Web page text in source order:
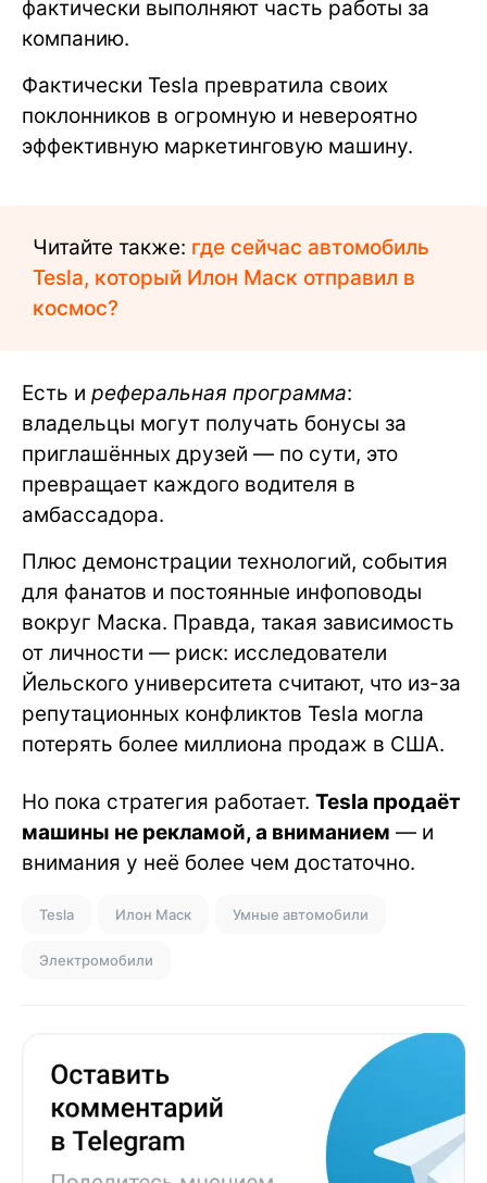
фактически выполняют часть работы за
компанию.
Фактически Tesla превратила своих
поклонников в огромную и невероятно
эффективную маркетинговую машину.
Читайте также: где сейчас автомобиль
Tesla, который Илон Маск отправил в
космос?
Есть и реферальная программа:
владельцы могут получать бонусы за
приглашённых друзей — по сути, это
превращает каждого водителя в
амбассадора.
Плюс демонстрации технологий, события
для фанатов и постоянные инфоповоды
вокруг Маска. Правда, такая зависимость
от личности — риск: исследователи
Йельского университета считают, что из-за
репутационных конфликтов Tesla могла
потерять более миллиона продаж в США.
Но пока стратегия работает. Tesla продаёт
машины не рекламой, а вниманием — и
внимания у неё более чем достаточно.
Tesla Илон Маск Умные автомобили
Электромобили